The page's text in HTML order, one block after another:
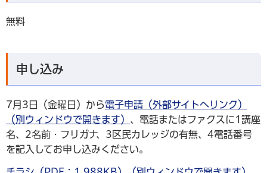
無料
申し込み
7月3日（金曜日）から電子申請（外部サイトへリンク）
（別ウィンドウで開きます） 、電話またはファクスに1講座
名、2名前・フリガナ、3区民カレッジの有無、4電話番号
を記入してお申し込みください。